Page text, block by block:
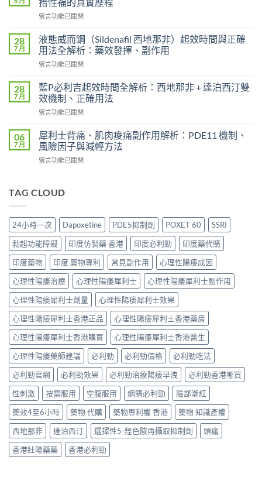
的
起
時
間
和
效
持
續
間？
整
解
析：
到
效
消
退
的
全
過
程〉
中
在
利
勁
效
果
者
使
用
心
分
享：
「快
到
性
福
的
真
實
歷
程〉
中
留言功能已關閉
28
7 月
液態威而鋼（Sildenafil 西地那非）起效時間與正確
用法全解析：藥效發揮、副作用
在
態
威
而
鋼
西
地
那
非）
時
確
用
法
全
解
析：
藥
效
發
揮、
副
作
用〉
中
留言功能已關閉
28
7 月
藍P必利吉起效時間全解析：西地那非 + 達泊西汀雙
效機制、正確用法
在
P
必
利
吉
時
析：
西
地
那
非
+
達
泊
西
汀
雙
效
機
制、
正
確
用
法〉
中
留言功能已關閉
06
7 月
犀利士背痛、肌肉痠痛副作用解析：PDE11 機制、
風險因子與減輕方法
在
士
肌
痠
痛
副
作
用
解
析：
PDE11
機
制、
風
險
因
子
與
減
輕
方
法〉
中
留言功能已關閉
TAG CLOUD
24小時一次 Dapoxetine PDE5抑制劑 POXET 60
SSRI
勃起功能障礙
印度仿製藥 香港 印度必利勁
印度藥代購
印度藥物
印度 藥物專利 常見副作用
心理性陽痿成因
心理性陽痿治療
心理性陽痿犀利士
心理性陽痿犀利士副作用
心理性陽痿犀利士劑量
心理性陽痿犀利士效果
心理性陽痿犀利士香港正品
心理性陽痿犀利士香港藥房
心理性陽痿犀利士香港購買
心理性陽痿犀利士香港醫生
心理性陽痿藥師建議
必利勁 必利勁價格
必利勁吃法
必利勁官網
必利勁效果 必利勁治療陽痿早洩
必利勁香港哪買
性刺激
按需服用 空腹服用 網購必利勁
臉部潮紅
藥效4至6小時
藥物 代購 藥物專利權 香港
藥物 知識產權
西地那非
達泊西汀 選擇性5-羥色胺再攝取抑制劑
頭痛
香港壯陽藥藥
香港必利勁